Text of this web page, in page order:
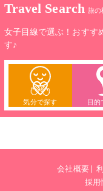
Travel Search 旅の
女子目線で選ぶ！おすす
す♪
気分で探す 目的
会社概要
採用